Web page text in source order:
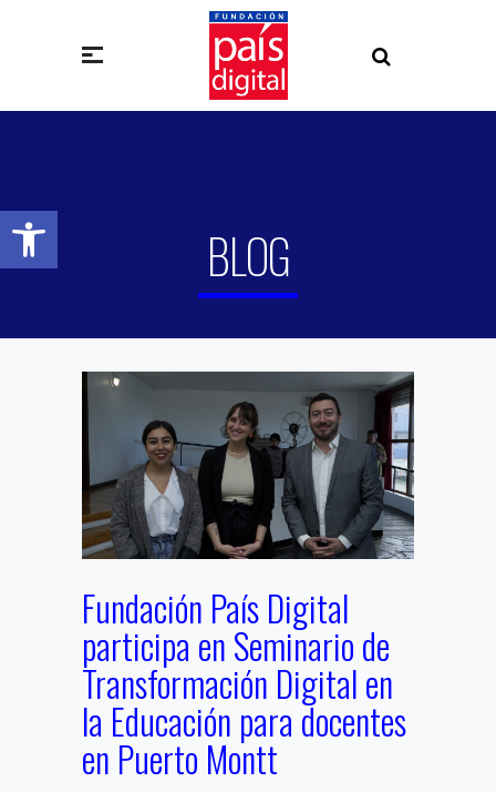
Abrir barra de herramientas
BLOG
Fundación País Digital
participa en Seminario de
Transformación Digital en
la Educación para docentes
en Puerto Montt